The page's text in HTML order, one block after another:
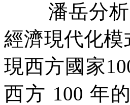
潘岳分
經濟現代化
現西方國家
西方 100 年